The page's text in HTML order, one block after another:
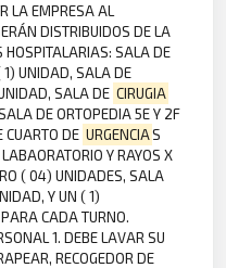
LA EMPRESA AL
DISTRIBUIDOS DE LA
HOSPITALARIAS: SALA DE
UNIDAD, SALA DE
SALA DE CIRUGIA
DE ORTOPEDIA 5E Y 2F
DE URGENCIAS
Y RAYOS X
( 04) UNIDADES, SALA
Y UN ( 1)
CADA TURNO.
1. DEBE LAVAR SU
RECOGEDOR DE